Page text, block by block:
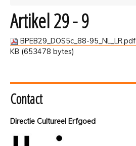
Artikel 29 - 9
BPEB29_DOS5c_88-95_NL_LR.pdf
KB (653478 bytes)
Contact
Directie Cultureel Erfgoed